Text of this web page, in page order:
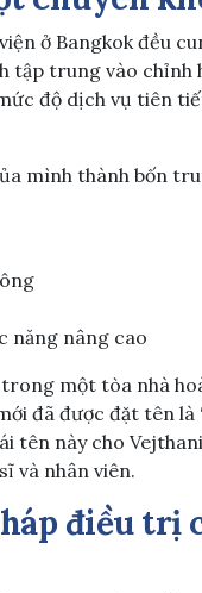
ở Bangkok đều
tập trung vào
độ dịch vụ tiên
mình thành bốn
năng nâng cao
một tòa nhà
đã được đặt tên
tên này cho
và nhân viên.
điều trị